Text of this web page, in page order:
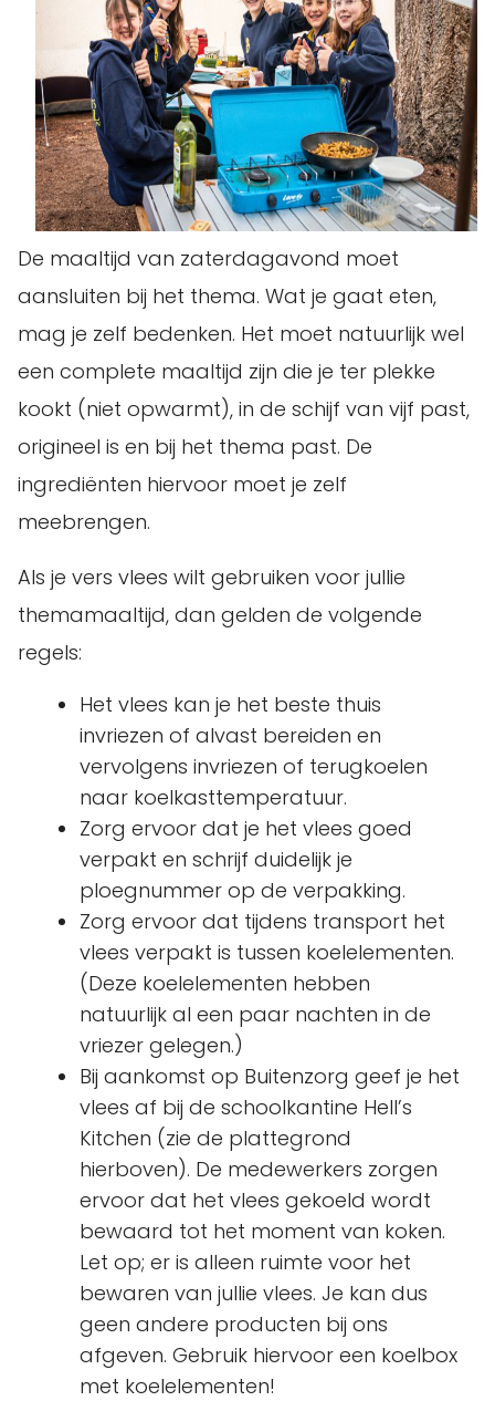
De maaltijd van zaterdagavond moet
aansluiten bij het thema. Wat je gaat eten,
mag je zelf bedenken. Het moet natuurlijk wel
een complete maaltijd zijn die je ter plekke
kookt (niet opwarmt), in de schijf van vijf past,
origineel is en bij het thema past. De
ingrediënten hiervoor moet je zelf
meebrengen.
Als je vers vlees wilt gebruiken voor jullie
themamaaltijd, dan gelden de volgende
regels:
Het vlees kan je het beste thuis
invriezen of alvast bereiden en
vervolgens invriezen of terugkoelen
naar koelkasttemperatuur.
Zorg ervoor dat je het vlees goed
verpakt en schrijf duidelijk je
ploegnummer op de verpakking.
Zorg ervoor dat tijdens transport het
vlees verpakt is tussen koelelementen.
(Deze koelelementen hebben
natuurlijk al een paar nachten in de
vriezer gelegen.)
Bij aankomst op Buitenzorg geef je het
vlees af bij de schoolkantine Hell’s
Kitchen (zie de plattegrond
hierboven). De medewerkers zorgen
ervoor dat het vlees gekoeld wordt
bewaard tot het moment van koken.
Let op; er is alleen ruimte voor het
bewaren van jullie vlees. Je kan dus
geen andere producten bij ons
afgeven. Gebruik hiervoor een koelbox
met koelelementen!